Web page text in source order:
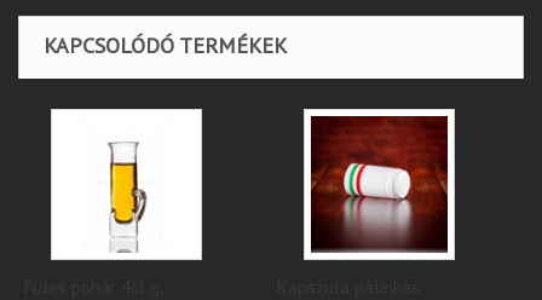
KAPCSOLÓDÓ TERMÉKEK